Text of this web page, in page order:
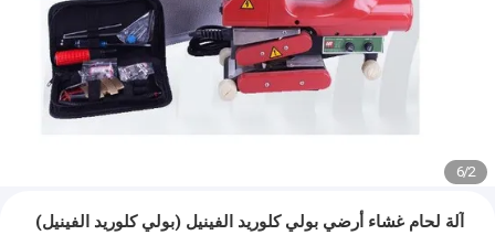
2
/
6
آلة لحام غشاء أرضي بولي كلوريد الفينيل (بولي كلوريد الفينيل)